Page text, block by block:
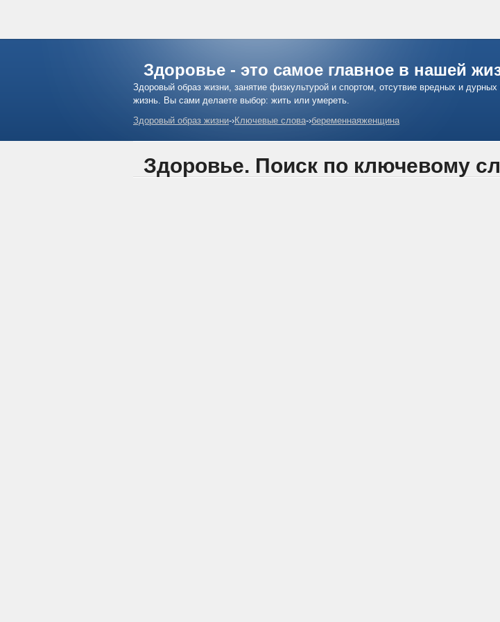
Здоровье - это самое главное в нашей
Здоровый образ жизни, занятие физкультурой и спортом, отсутвие вредных и
жизнь. Вы сами делаете выбор: жить или умереть.
Здоровый образ жизни-›Ключевые слова-›беременнаяженщина
Здоровье. Поиск по ключевому